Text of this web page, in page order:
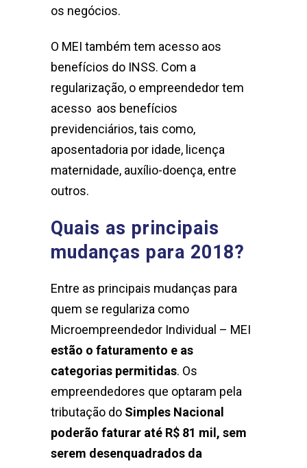
os negócios.
O MEI também tem acesso aos
benefícios do INSS. Com a
regularização, o empreendedor tem
acesso aos benefícios
previdenciários, tais como,
aposentadoria por idade, licença
maternidade, auxílio-doença, entre
outros.
Quais as principais
mudanças para 2018?
Entre as principais mudanças para
quem se regulariza como
Microempreendedor Individual – MEI
estão o faturamento e as
categorias permitidas. Os
empreendedores que optaram pela
tributação do Simples Nacional
poderão faturar até R$ 81 mil, sem
serem desenquadrados da